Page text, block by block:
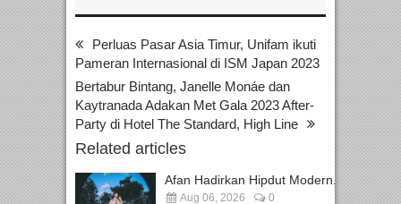
Perluas Pasar Asia Timur, Unifam ikuti
Pameran Internasional di ISM Japan 2023
Bertabur Bintang, Janelle Monáe dan
Kaytranada Adakan Met Gala 2023 After-
Party di Hotel The Standard, High Line
Related articles
Afan Hadirkan Hipdut Modern...
Aug 06, 2026 0